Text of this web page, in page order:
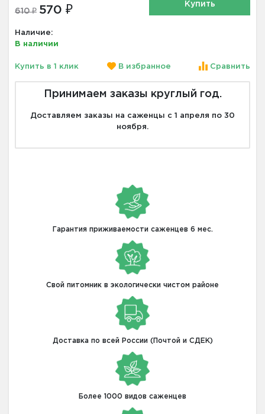
610 ₽ 570 ₽
Наличие:
В наличии
Купить
Купить в 1 клик В избранное Сравнить
Принимаем заказы круглый год.
Доставляем заказы на саженцы с 1 апреля по 30
ноября.
Гарантия приживаемости саженцев 6 мес.
Свой питомник в экологически чистом районе
Доставка по всей России (Почтой и СДЕК)
Более 1000 видов саженцев